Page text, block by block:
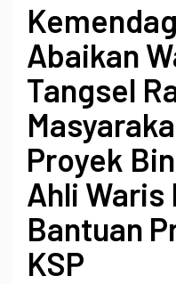
Abaikan
Tangsel
Proyek
Ahli Waris
Bantuan
KSP